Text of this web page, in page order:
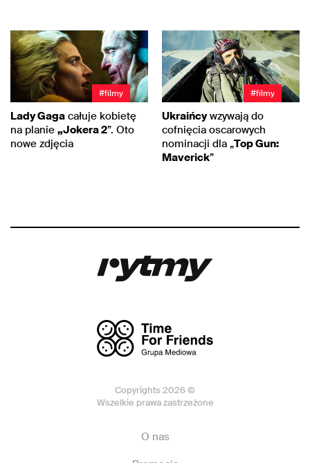
#filmy
Lady Gaga całuje kobietę
na planie „Jokera 2”. Oto
nowe zdjęcia
#filmy
Ukraińcywzywają do
cofnięcia oscarowych
nominacji dla „Top Gun:
Maverick”
Copyrights 2026 ©
Wszelkie prawa zastrzeżone
O nas